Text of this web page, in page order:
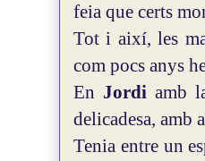
feia que certs
Tot i així, les
com pocs anys
En Jordiamb
delicadesa, amb
Tenia entre un